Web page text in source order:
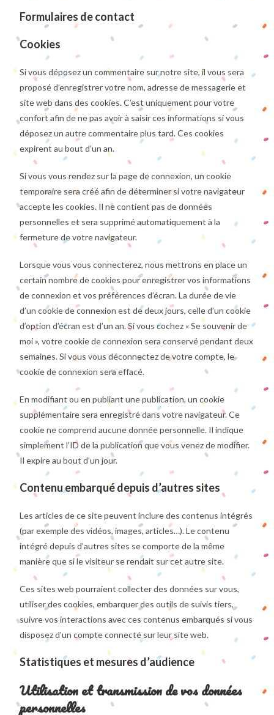
Formulaires de contact
Cookies
Si vous déposez un commentaire sur notre site, il vous sera
proposé d’enregistrer votre nom, adresse de messagerie et
site web dans des cookies. C’est uniquement pour votre
confort afin de ne pas avoir à saisir ces informations si vous
déposez un autre commentaire plus tard. Ces cookies
expirent au bout d’un an.
Si vous vous rendez sur la page de connexion, un cookie
temporaire sera créé afin de déterminer si votre navigateur
accepte les cookies. Il ne contient pas de données
personnelles et sera supprimé automatiquement à la
fermeture de votre navigateur.
Lorsque vous vous connecterez, nous mettrons en place un
certain nombre de cookies pour enregistrer vos informations
de connexion et vos préférences d’écran. La durée de vie
d’un cookie de connexion est de deux jours, celle d’un cookie
d’option d’écran est d’un an. Si vous cochez « Se souvenir de
moi », votre cookie de connexion sera conservé pendant deux
semaines. Si vous vous déconnectez de votre compte, le
cookie de connexion sera effacé.
En modifiant ou en publiant une publication, un cookie
supplémentaire sera enregistré dans votre navigateur. Ce
cookie ne comprend aucune donnée personnelle. Il indique
simplement l’ID de la publication que vous venez de modifier.
Il expire au bout d’un jour.
Contenu embarqué depuis d’autres sites
Les articles de ce site peuvent inclure des contenus intégrés
(par exemple des vidéos, images, articles…). Le contenu
intégré depuis d’autres sites se comporte de la même
manière que si le visiteur se rendait sur cet autre site.
Ces sites web pourraient collecter des données sur vous,
utiliser des cookies, embarquer des outils de suivis tiers,
suivre vos interactions avec ces contenus embarqués si vous
disposez d’un compte connecté sur leur site web.
Statistiques et mesures d’audience
Utilisation et transmission de vos données
personnelles